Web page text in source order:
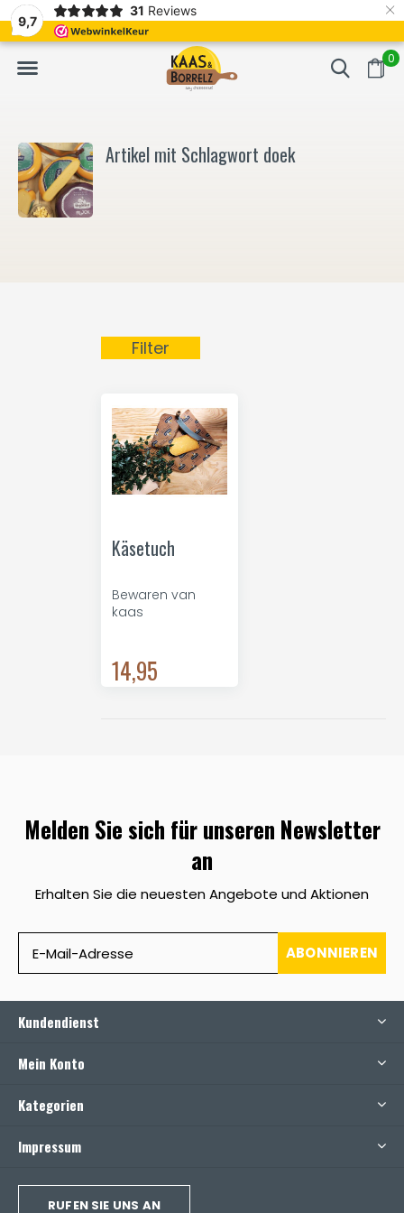
9,7
31 Reviews ×
0
Frisch geschnitten und vakuumverpackt. Meistens Lieferung
Artikel mit Schlagwort doek
Filter
Käsetuch
Bewaren van
kaas
14,95
Melden Sie sich für unseren Newsletter
an
Erhalten Sie die neuesten Angebote und Aktionen
ABONNIEREN
Kundendienst
Mein Konto
Kategorien
Impressum
RUFEN SIE UNS AN